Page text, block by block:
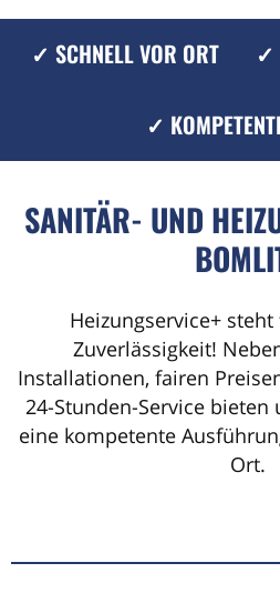
✓ SCHNELL VOR ORT ✓
✓
SANITÄR- UND
Heizungservice+
Zuverlässigkeit!
Installationen, fairen
24-Stunden-Service
eine kompetente
Ort.